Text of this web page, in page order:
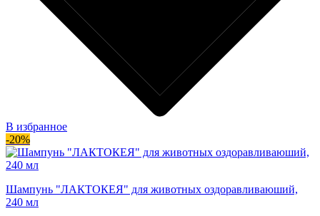
В избранное
-20%
Шампунь "ЛАКТОКЕЯ" для животных оздоравливаюший,
240 мл